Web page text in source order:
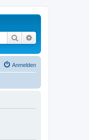
Suche
Anmelden